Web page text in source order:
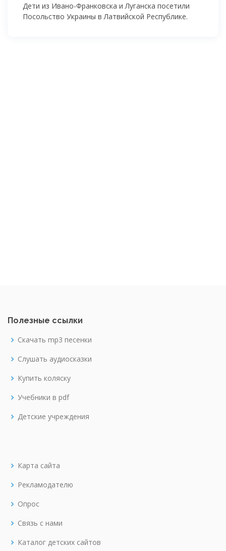
Дети из Ивано-Франковска и Луганска посетили
Посольство Украины в Латвийской Республике.
Полезные ссылки
Скачать mp3 песенки
Слушать аудиосказки
Купить коляску
Учебники в pdf
Детские учреждения
Карта сайта
Рекламодателю
Опрос
Связь с нами
Каталог детских сайтов